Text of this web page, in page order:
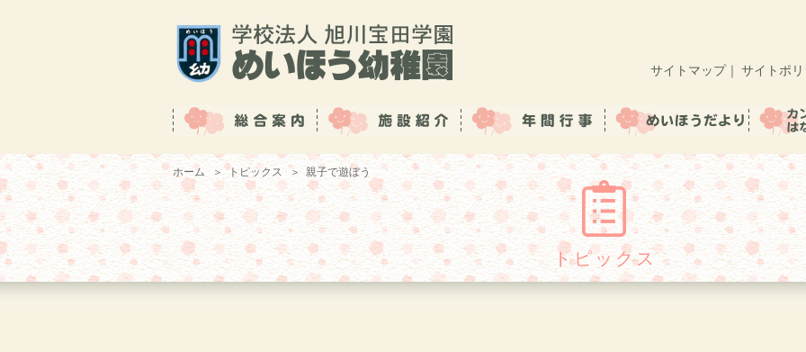
サイトマップ｜ サイトポ
ホーム ＞ トピックス ＞ 親子で遊ぼう
トピックス